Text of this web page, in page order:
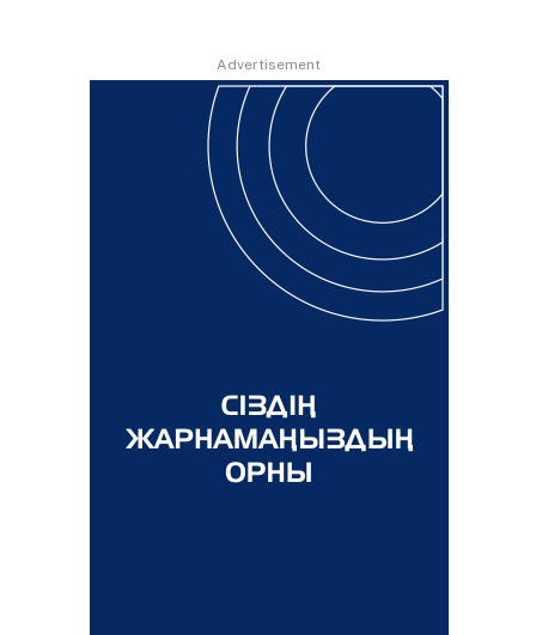
Advertisement